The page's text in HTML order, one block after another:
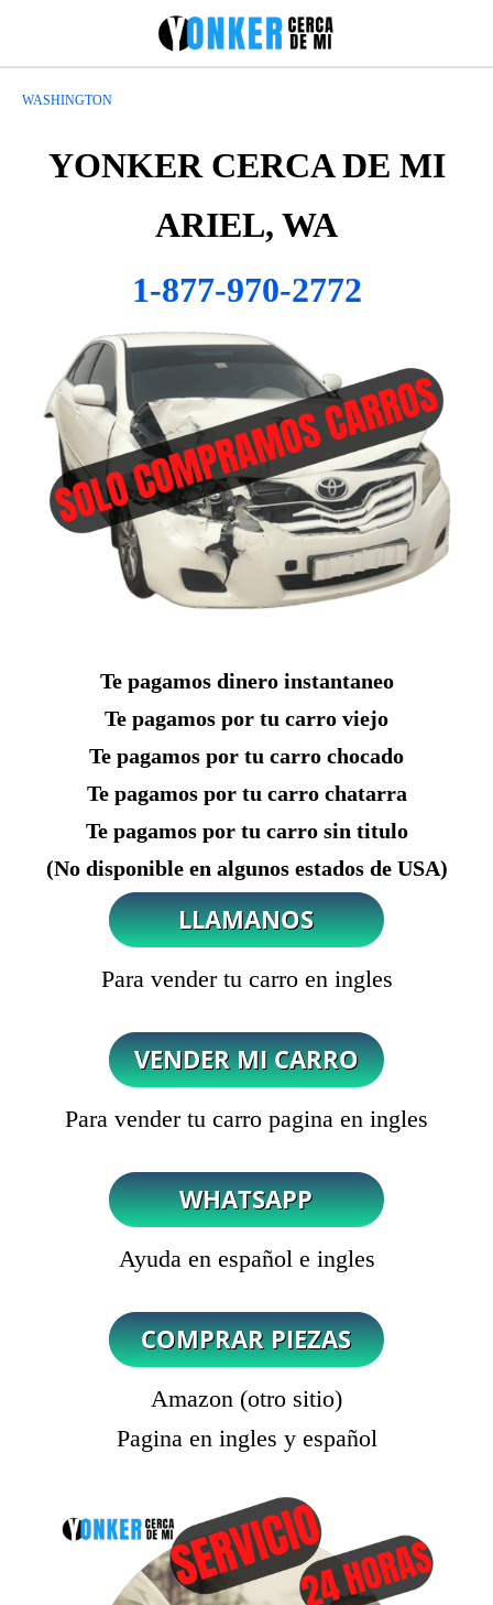
WASHINGTON
YONKER CERCA DE MI
ARIEL, WA
1-877-970-2772
Te pagamos dinero instantaneo
Te pagamos por tu carro viejo
Te pagamos por tu carro chocado
Te pagamos por tu carro chatarra
Te pagamos por tu carro sin titulo
(No disponible en algunos estados de USA)
Para vender tu carro en ingles
Para vender tu carro pagina en ingles
Ayuda en español e ingles
Amazon (otro sitio)
Pagina en ingles y español